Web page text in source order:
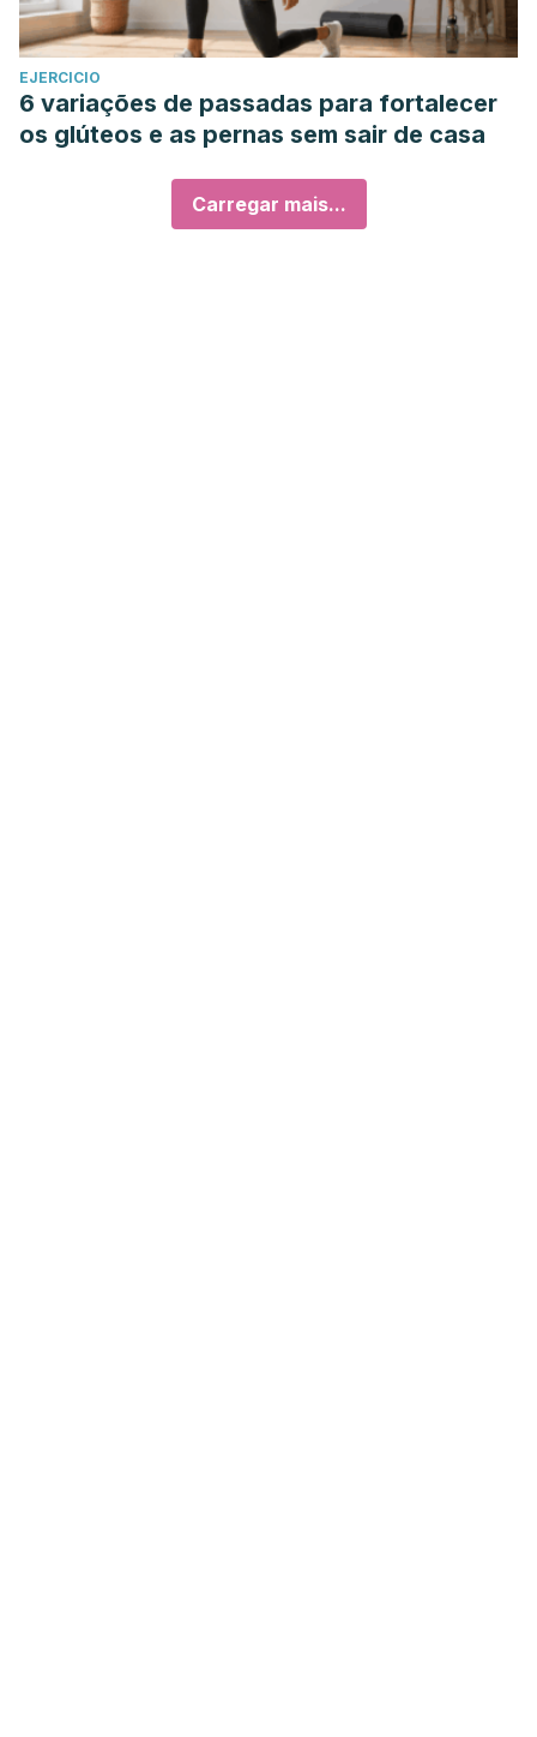
EJERCICIO
6 variações de passadas para fortalecer
os glúteos e as pernas sem sair de casa
Carregar mais...